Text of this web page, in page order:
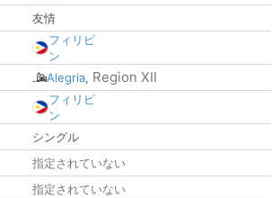
友情
フィリピ
ン
Alegria, Region XII
フィリピ
ン
シングル
指定されていない
指定されていない